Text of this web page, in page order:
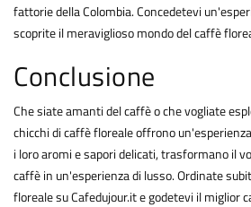
fattorie della Colombia. Concedetevi
scoprite il meraviglioso mondo del caffè
Conclusione
Che siate amanti del caffè o che vogliate
chicchi di caffè floreale offrono
i loro aromi e sapori delicati, trasformano il
caffè in un'esperienza di lusso. Ordinate
floreale su Cafedujour.it e godetevi il miglior